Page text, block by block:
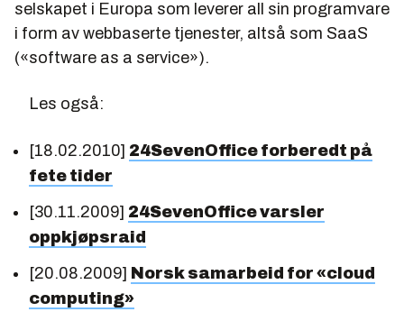
selskapet i Europa som leverer all sin programvare
i form av webbaserte tjenester, altså som SaaS
(«software as a service»).
Les også:
[18.02.2010] 24SevenOffice forberedt på
fete tider
[30.11.2009] 24SevenOffice varsler
oppkjøpsraid
[20.08.2009] Norsk samarbeid for «cloud
computing»